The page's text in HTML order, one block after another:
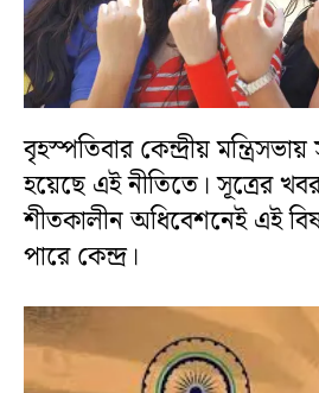
বৃহস্পতিবার কেন্দ্রীয়
হয়েছে এই নীতিতে। সূত্রের
শীতকালীন অধিবেশনেই এই
পারে কেন্দ্র।